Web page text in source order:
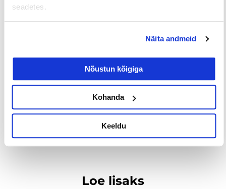
seadetes.
Näita andmeid
Nõustun kõigiga
Kohanda
Keeldu
Jaga postitust
Prev
EELMINE JÄRGMINE
Loe lisaks